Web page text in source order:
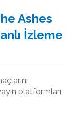
Ashes
İzleme
platformları